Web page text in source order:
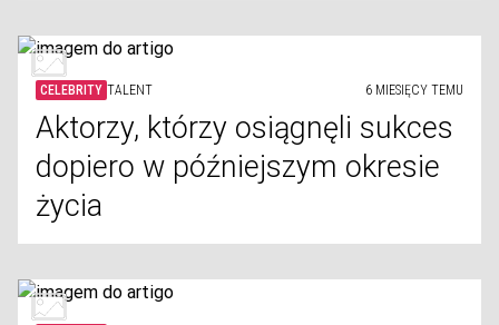
CELEBRITY TALENT 6 MIESIĘCY TEMU
Aktorzy, którzy osiągnęli sukces
dopiero w późniejszym okresie
życia